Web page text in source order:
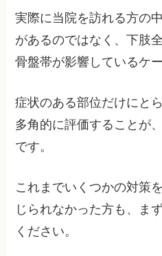
実際に当院を訪れる方の
があるのではなく、下肢
骨盤帯が影響しているケ
症状のある部位だけにと
多角的に評価することが
です。
これまでいくつかの対策
じられなかった方も、ま
ください。